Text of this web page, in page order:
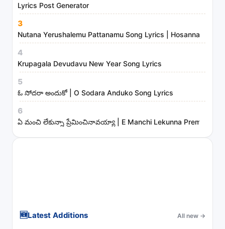
s
t
r
i
e
s
Lyrics Post Generator
3
Nutana Yerushalemu Pattanamu Song Lyrics | Hosanna
4
Krupagala Devudavu New Year Song Lyrics
5
ఓ సోదరా అందుకో | O Sodara Anduko Song Lyrics
6
ఏ మంచి లేకున్నా ప్రేమించినావయ్యా | E Manchi Lekunna
🆕Latest Additions All new →